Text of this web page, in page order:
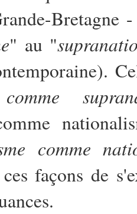
Bretagne
" au "
comme
façons de